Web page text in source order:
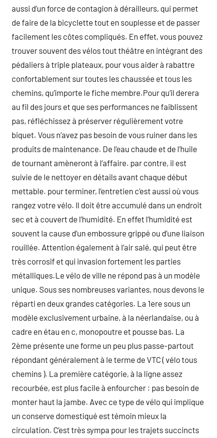
aussi d’un force de contagion à dérailleurs, qui permet
de faire de la bicyclette tout en souplesse et de passer
facilement les côtes compliqués. En effet, vous pouvez
trouver souvent des vélos tout théâtre en intégrant des
pédaliers à triple plateaux, pour vous aider à rabattre
confortablement sur toutes les chaussée et tous les
chemins, qu’importe le fiche membre.Pour qu’il derera
au fil des jours et que ses performances ne faiblissent
pas, réfléchissez à préserver régulièrement votre
biquet. Vous n’avez pas besoin de vous ruiner dans les
produits de maintenance. De l’eau chaude et de l’huile
de tournant amèneront à l’affaire. par contre, il est
suivie de le nettoyer en détails avant chaque début
mettable. pour terminer, l’entretien c’est aussi où vous
rangez votre vélo. Il doit être accumulé dans un endroit
sec et à couvert de l’humidité. En effet l’humidité est
souvent la cause d’un embossure grippé ou d’une liaison
rouillée. Attention également à l’air salé, qui peut être
très corrosif et qui invasion fortement les parties
métalliques.Le vélo de ville ne répond pas à un modèle
unique. Sous ses nombreuses variantes, nous devons le
réparti en deux grandes catégories. La 1ere sous un
modèle exclusivement urbaine, à la néerlandaise, ou à
cadre en étau en c, monopoutre et pousse bas. La
2ème présente une forme un peu plus passe-partout
répondant généralement à le terme de VTC ( vélo tous
chemins ). La première catégorie, à la ligne assez
recourbée, est plus facile à enfourcher : pas besoin de
monter haut la jambe. Avec ce type de vélo qui implique
un conserve domestiqué est témoin mieux la
circulation. C’est très sympa pour les trajets succincts